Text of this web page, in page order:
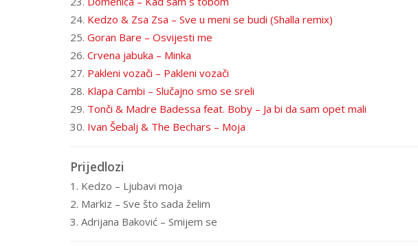
24. Kedzo & Zsa Zsa – Sve u meni se budi (Shalla remix)
25. Goran Bare – Osvijesti me
26. Crvena jabuka – Minka
27. Pakleni vozači – Pakleni vozači
28. Klapa Cambi – Slučajno smo se sreli
29. Tonči & Madre Badessa feat. Boby – Ja bi da sam opet mali
30. Ivan Šebalj & The Bechars – Moja
Prijedlozi
1. Kedzo – Ljubavi moja
2. Markiz – Sve što sada želim
3. Adrijana Baković – Smijem se